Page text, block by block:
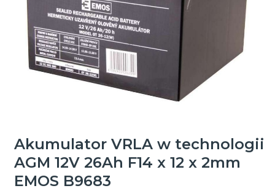
Akumulator VRLA w technologii
AGM 12V 26Ah F14 x 12 x 2mm
EMOS B9683